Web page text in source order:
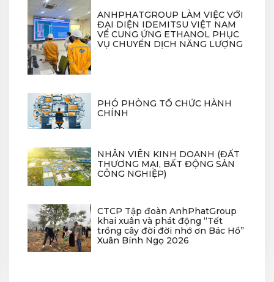
ANHPHATGROUP LÀM VIỆC VỚI
ĐẠI DIỆN IDEMITSU VIỆT NAM
VỀ CUNG ỨNG ETHANOL PHỤC
VỤ CHUYỂN DỊCH NĂNG LƯỢNG
PHÓ PHÒNG TỔ CHỨC HÀNH
CHÍNH
NHÂN VIÊN KINH DOANH (ĐẤT
THƯƠNG MẠI, BẤT ĐỘNG SẢN
CÔNG NGHIỆP)
CTCP Tập đoàn AnhPhatGroup
khai xuân và phát động “Tết
trồng cây đời đời nhớ ơn Bác Hồ”
Xuân Bính Ngọ 2026